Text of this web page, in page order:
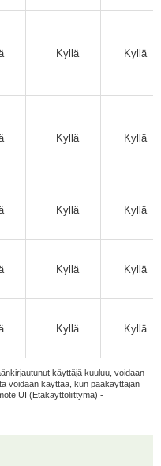
Kyllä Kyllä
Kyllä Kyllä
Kyllä Kyllä
Kyllä Kyllä
Kyllä Kyllä
käyttäjä kuuluu, voidaan
voidaan käyttää, kun pääkäyttäjän
UI (Etäkäyttöliittymä) -